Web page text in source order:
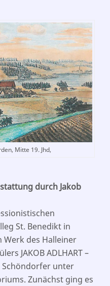
Mitte 19. Jhd,
durch Jakob
St. Benedikt in
Werk des Halleiner
JAKOB ADLHART –
unter
Zunächst ging es